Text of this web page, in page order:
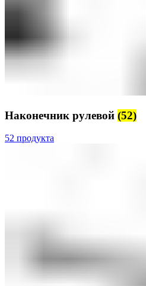
Наконечник рулевой (52)
52 продукта